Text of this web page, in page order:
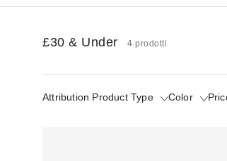
£30 & Under 4 prodotti
Attribution Product Type Color